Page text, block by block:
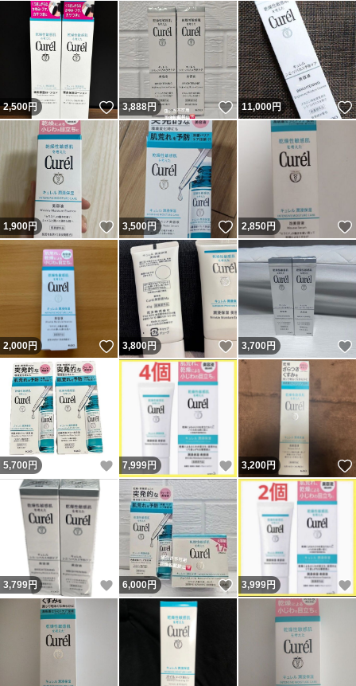
2,500円 いいね！
3,888円 いいね！
11,000円
1,900円 いいね！
3,500円 いいね！
2,850円
2,000円 いいね！
3,800円 いいね！
3,700円
5,700 円 いいね！
7,999円 いいね！
3,200円
3,799円 いいね！
6,000円 いいね！
3,999円